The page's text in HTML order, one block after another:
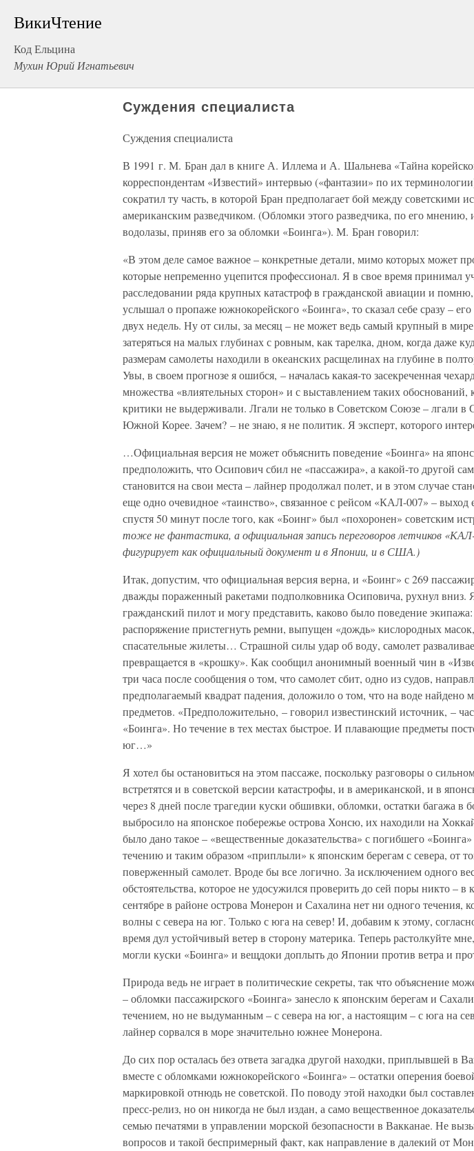
ВикиЧтение
Код Ельцина
Мухин Юрий Игнатьевич
Суждения специалиста
Суждения специалиста
В 1991 г. М. Бран дал в книге А. Иллема и А. Шальнева «Тайна
корреспондентам «Известий» интервью («фантазии» по их
сократил ту часть, в которой Бран предполагает бой между советскими
американским разведчиком. (Обломки этого разведчика, по его мнению,
водолазы, приняв его за обломки «Боинга»). М. Бран говорил:
«В этом деле самое важное – конкретные детали, мимо которых может
которые непременно уцепится профессионал. Я в свое время принимал
расследовании ряда крупных катастроф в гражданской авиации и
услышал о пропаже южнокорейского «Боинга», то сказал себе сразу –
двух недель. Ну от силы, за месяц – не может ведь самый крупный в
затеряться на малых глубинах с ровным, как тарелка, дном, когда даже
размерам самолеты находили в океанских расщелинах на глубине в
Увы, в своем прогнозе я ошибся, – началась какая-то засекреченная
множества «влиятельных сторон» и с выставлением таких обоснований,
критики не выдерживали. Лгали не только в Советском Союзе – лгали
Южной Корее. Зачем? – не знаю, я не политик. Я эксперт, которого
…Официальная версия не может объяснить поведение «Боинга» на
предположить, что Осипович сбил не «пассажира», а какой-то другой
становится на свои места – лайнер продолжал полет, и в этом случае
еще одно очевидное «таинство», связанное с рейсом «КАЛ-007» – выход
спустя 50 минут после того, как «Боинг» был «похоронен» советским
тоже не фантастика, а официальная запись переговоров летчиков
фигурирует как официальный документ и в Японии, и в США.)
Итак, допустим, что официальная версия верна, и «Боинг» с 269
дважды пораженный ракетами подполковника Осиповича, рухнул вниз.
гражданский пилот и могу представить, каково было поведение
распоряжение пристегнуть ремни, выпущен «дождь» кислородных
спасательные жилеты… Страшной силы удар об воду, самолет
превращается в «крошку». Как сообщил анонимный военный чин в
три часа после сообщения о том, что самолет сбит, одно из судов,
предполагаемый квадрат падения, доложило о том, что на воде найдено
предметов. «Предположительно, – говорил известинский источник, –
«Боинга». Но течение в тех местах быстрое. И плавающие предметы
юг…»
Я хотел бы остановиться на этом пассаже, поскольку разговоры о
встретятся и в советской версии катастрофы, и в американской, и в
через 8 дней после трагедии куски обшивки, обломки, остатки багажа в
выбросило на японское побережье острова Хонсю, их находили на
было дано такое – «вещественные доказательства» с погибшего
течению и таким образом «приплыли» к японским берегам с севера, от
поверженный самолет. Вроде бы все логично. За исключением одного
обстоятельства, которое не удосужился проверить до сей поры никто – в
сентябре в районе острова Монерон и Сахалина нет ни одного течения,
волны с севера на юг. Только с юга на север! И, добавим к этому,
время дул устойчивый ветер в сторону материка. Теперь растолкуйте
могли куски «Боинга» и вещдоки доплыть до Японии против ветра и
Природа ведь не играет в политические секреты, так что объяснение
– обломки пассажирского «Боинга» занесло к японским берегам и
течением, но не выдуманным – с севера на юг, а настоящим – с юга на
лайнер сорвался в море значительно южнее Монерона.
До сих пор осталась без ответа загадка другой находки, приплывшей в
вместе с обломками южнокорейского «Боинга» – остатки оперения
маркировкой отнюдь не советской. По поводу этой находки был
пресс-релиз, но он никогда не был издан, а само вещественное
семью печатями в управлении морской безопасности в Вакканае. Не
вопросов и такой беспримерный факт, как направление в далекий от